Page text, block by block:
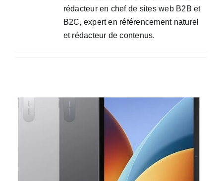
rédacteur en chef de sites web B2B et
B2C, expert en référencement naturel
et rédacteur de contenus.